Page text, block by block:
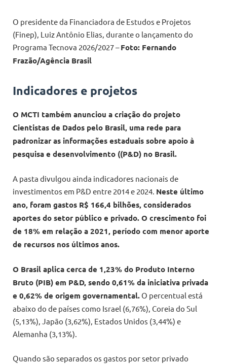
O presidente da Financiadora de Estudos e Projetos
(Finep), Luiz Antônio Elias, durante o lançamento do
Programa Tecnova 2026/2027 –Foto: Fernando
Frazão/Agência Brasil
Indicadores e projetos
O MCTI também anunciou a criação do projeto
Cientistas de Dados pelo Brasil, uma rede para
padronizar as informações estaduais sobre apoio à
pesquisa e desenvolvimento ((P&D) no Brasil.
A pasta divulgou ainda indicadores nacionais de
investimentos em P&D entre 2014 e 2024. Neste último
ano, foram gastos R$ 166,4 bilhões, considerados
aportes do setor público e privado. O crescimento foi
de 18% em relação a 2021, período com menor aporte
de recursos nos últimos anos.
O Brasil aplica cerca de 1,23% do Produto Interno
Bruto (PIB) em P&D, sendo 0,61% da iniciativa privada
e 0,62% de origem governamental. O percentual está
abaixo do de países como Israel (6,76%), Coreia do Sul
(5,13%), Japão (3,62%), Estados Unidos (3,44%) e
Alemanha (3,13%).
Quando são separados os gastos por setor privado